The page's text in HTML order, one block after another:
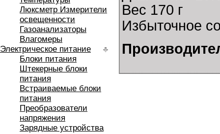
Люксметр Измерители
освещенности
Газоанализаторы
Влагомеры
Электрическое питание
Блоки питания
Штекерные блоки
питания
Встраиваемые блоки
питания
Преобразователи
напряжения
Зарядные устройства
Вес 170 г
Избыточное